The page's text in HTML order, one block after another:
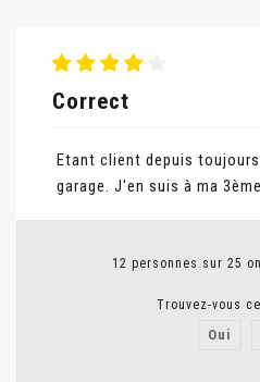
Correct
Etant client depuis
garage. J'en suis à ma
12 personnes sur 25
Trouvez-vous
Oui